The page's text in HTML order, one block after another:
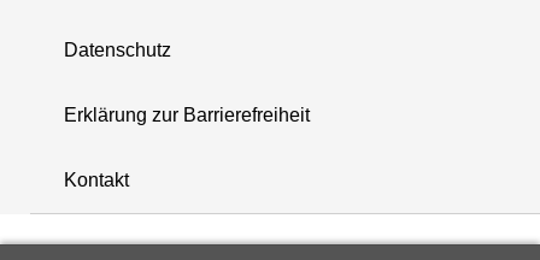
+
−
Datenschutz
Erklärung zur Barrierefreiheit
Kontakt